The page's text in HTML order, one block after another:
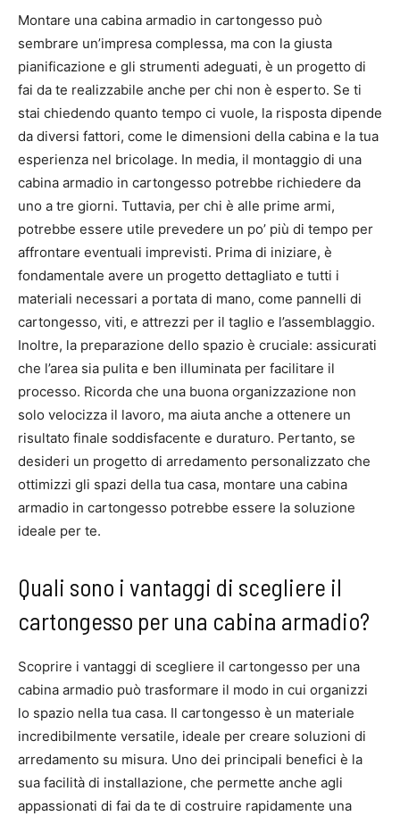
Montare una cabina armadio in cartongesso può
sembrare un’impresa complessa, ma con la giusta
pianificazione e gli strumenti adeguati, è un progetto di
fai da te realizzabile anche per chi non è esperto. Se ti
stai chiedendo quanto tempo ci vuole, la risposta dipende
da diversi fattori, come le dimensioni della cabina e la tua
esperienza nel bricolage. In media, il montaggio di una
cabina armadio in cartongesso potrebbe richiedere da
uno a tre giorni. Tuttavia, per chi è alle prime armi,
potrebbe essere utile prevedere un po’ più di tempo per
affrontare eventuali imprevisti. Prima di iniziare, è
fondamentale avere un progetto dettagliato e tutti i
materiali necessari a portata di mano, come pannelli di
cartongesso, viti, e attrezzi per il taglio e l’assemblaggio.
Inoltre, la preparazione dello spazio è cruciale: assicurati
che l’area sia pulita e ben illuminata per facilitare il
processo. Ricorda che una buona organizzazione non
solo velocizza il lavoro, ma aiuta anche a ottenere un
risultato finale soddisfacente e duraturo. Pertanto, se
desideri un progetto di arredamento personalizzato che
ottimizzi gli spazi della tua casa, montare una cabina
armadio in cartongesso potrebbe essere la soluzione
ideale per te.
Quali sono i vantaggi di scegliere il
cartongesso per una cabina armadio?
Scoprire i vantaggi di scegliere il cartongesso per una
cabina armadio può trasformare il modo in cui organizzi
lo spazio nella tua casa. Il cartongesso è un materiale
incredibilmente versatile, ideale per creare soluzioni di
arredamento su misura. Uno dei principali benefici è la
sua facilità di installazione, che permette anche agli
appassionati di fai da te di costruire rapidamente una